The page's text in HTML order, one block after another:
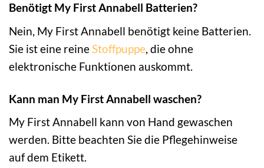
Benötigt My First Annabell Batterien?
Nein, My First Annabell benötigt keine Batterien.
Sie ist eine reineStoffpuppe, die ohne
elektronische Funktionen auskommt.
Kann man My First Annabell waschen?
My First Annabell kann von Hand gewaschen
werden. Bitte beachten Sie die Pflegehinweise
auf dem Etikett.